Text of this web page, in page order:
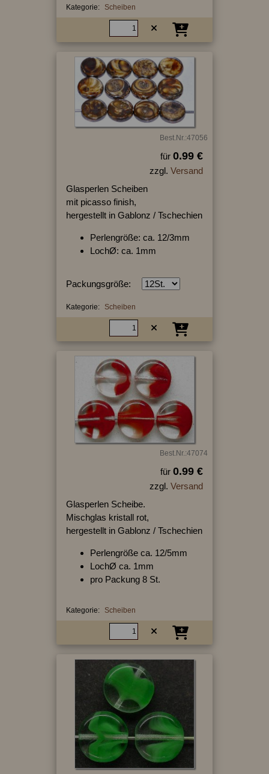
Kategorie: Scheiben
Best.Nr.:47056
für 0.99 €
zzgl. Versand
Glasperlen Scheiben
mit picasso finish,
hergestellt in Gablonz / Tschechien
Perlengröße: ca. 12/3mm
LochØ: ca. 1mm
Packungsgröße:
Kategorie: Scheiben
Best.Nr.:47074
für 0.99 €
zzgl. Versand
Glasperlen Scheibe.
Mischglas kristall rot,
hergestellt in Gablonz / Tschechien
Perlengröße ca. 12/5mm
LochØ ca. 1mm
pro Packung 8 St.
Kategorie: Scheiben